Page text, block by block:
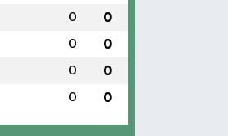
0 0
0 0
0 0
0 0